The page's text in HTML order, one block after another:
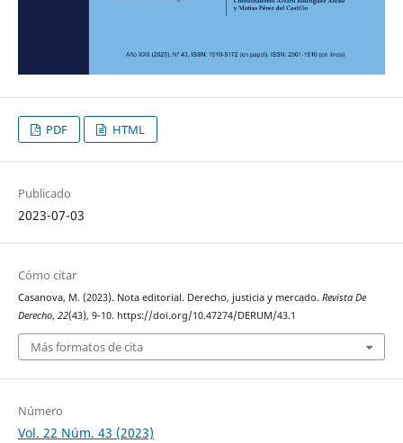
PDF HTML
Publicado
2023-07-03
Cómo citar
Casanova, M. (2023). Nota editorial. Derecho, justicia y mercado. Revista De
Derecho, 22(43), 9‑10. https://doi.org/10.47274/DERUM/43.1
Más formatos de cita
Número
Vol. 22 Núm. 43 (2023)